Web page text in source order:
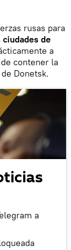
rusas para
de
a
contener la
Donetsk.
a